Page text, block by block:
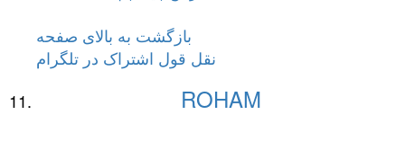
بازگشت به بالای صفحه
نقل قول اشتراک در تلگرام
ROHAM